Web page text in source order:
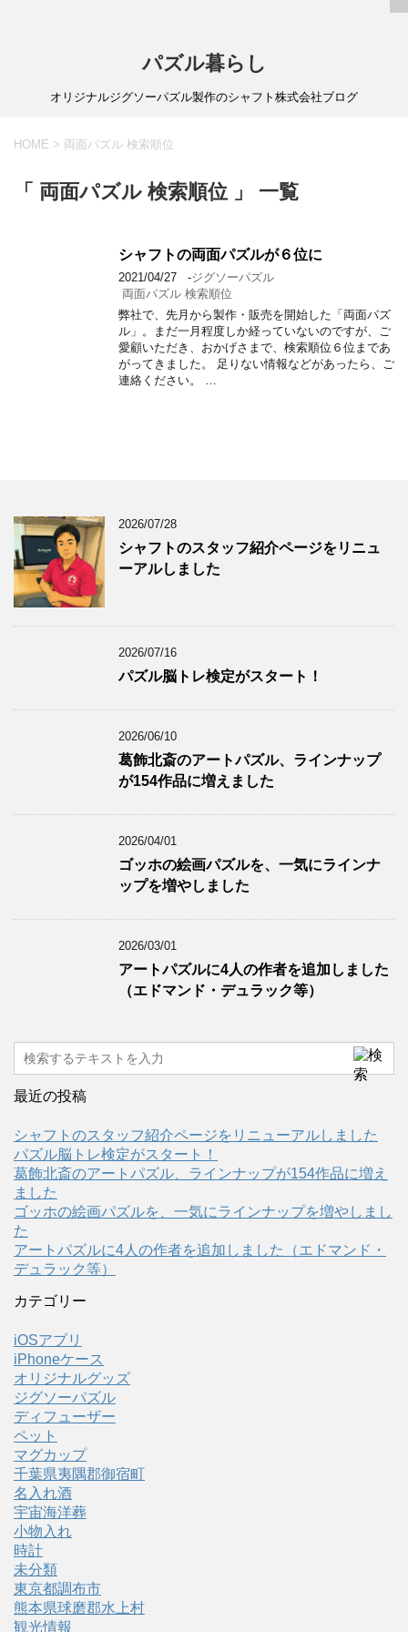
パズル暮らし
オリジナルジグソーパズル製作のシャフト株式会社ブログ
HOME > 両面パズル 検索順位
「 両面パズル 検索順位 」 一覧
シャフトの両面パズルが６位に
2021/04/27 -ジグソーパズル
両面パズル 検索順位
弊社で、先月から製作・販売を開始した「両面パズ
ル」。まだ一月程度しか経っていないのですが、ご
愛顧いただき、おかげさまで、検索順位６位まであ
がってきました。 足りない情報などがあったら、ご
連絡ください。 …
2026/07/28
シャフトのスタッフ紹介ページをリニュ
ーアルしました
2026/07/16
パズル脳トレ検定がスタート！
2026/06/10
葛飾北斎のアートパズル、ラインナップ
が154作品に増えました
2026/04/01
ゴッホの絵画パズルを、一気にラインナ
ップを増やしました
2026/03/01
アートパズルに4人の作者を追加しました
（エドマンド・デュラック等）
最近の投稿
シャフトのスタッフ紹介ページをリニューアルしました
パズル脳トレ検定がスタート！
葛飾北斎のアートパズル、ラインナップが154作品に増え
ました
ゴッホの絵画パズルを、一気にラインナップを増やしまし
た
アートパズルに4人の作者を追加しました（エドマンド・
デュラック等）
カテゴリー
iOSアプリ
iPhoneケース
オリジナルグッズ
ジグソーパズル
ディフューザー
ペット
マグカップ
千葉県夷隅郡御宿町
名入れ酒
宇宙海洋葬
小物入れ
時計
未分類
東京都調布市
熊本県球磨郡水上村
観光情報